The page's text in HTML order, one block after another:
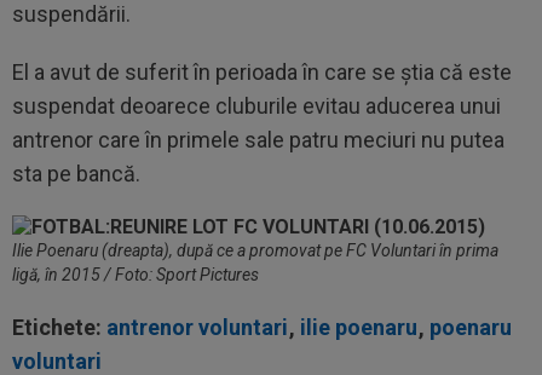
suspendării.
El a avut de suferit în perioada în care se știa că este
suspendat deoarece cluburile evitau aducerea unui
antrenor care în primele sale patru meciuri nu putea
sta pe bancă.
Ilie Poenaru (dreapta), după ce a promovat pe FC Voluntari în prima
ligă, în 2015 / Foto: Sport Pictures
Etichete: antrenor voluntari, ilie poenaru, poenaru
voluntari